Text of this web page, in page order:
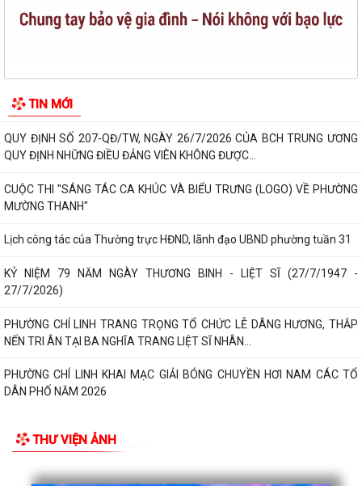
TIN MỚI
TẬP, QUÁN TRIỆT VÀ TRIỂN KHAI THỰC HIỆN NGHỊ...
QUY ĐỊNH SỐ 207-QĐ/TW, NGÀY 26/7/2026 CỦA BCH TRUNG ƯƠNG
QUY ĐỊNH NHỮNG ĐIỀU ĐẢNG VIÊN KHÔNG ĐƯỢC...
CUỘC THI "SÁNG TÁC CA KHÚC VÀ BIỂU TRƯNG (LOGO) VỀ PHƯỜNG
MƯỜNG THANH"
Lịch công tác của Thường trực HĐND, lãnh đạo UBND phường tuần 31
KỶ NIỆM 79 NĂM NGÀY THƯƠNG BINH - LIỆT SĨ (27/7/1947 -
27/7/2026)
PHƯỜNG CHÍ LINH TRANG TRỌNG TỔ CHỨC LỄ DÂNG HƯƠNG, THẮP
NẾN TRI ÂN TẠI BA NGHĨA TRANG LIỆT SĨ NHÂN...
PHƯỜNG CHÍ LINH KHAI MẠC GIẢI BÓNG CHUYỀN HƠI NAM CÁC TỔ
DÂN PHỐ NĂM 2026
NIỆM 79 NĂM NGÀY THƯƠNG BINH – LIỆT SĨ
QUYẾT ĐỊNH Về việc bổ nhiệm vào chức danh nghề nghiệp và xếp
THƯ VIỆN ẢNH